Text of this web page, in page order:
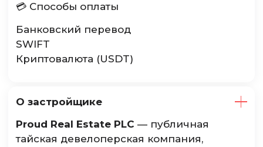
💳 Способы оплаты
Банковский перевод
SWIFT
Криптовалюта (USDT)
О застройщике
Proud Real Estate PLC — публичная
тайская девелоперская компания,